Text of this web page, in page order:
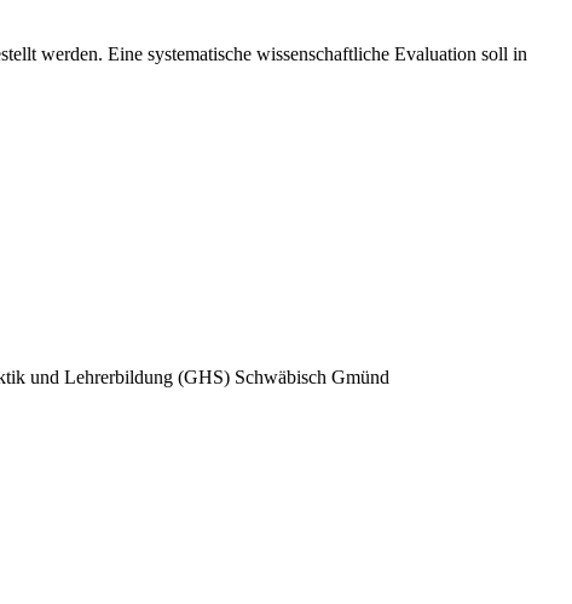
werden. Eine systematische wissenschaftliche Evaluation soll in
und Lehrerbildung (GHS) Schwäbisch Gmünd